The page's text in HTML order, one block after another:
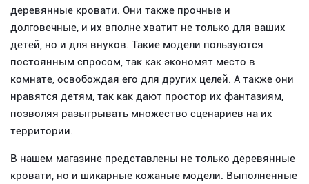
деревянные кровати. Они также прочные и
долговечные, и их вполне хватит не только для ваших
детей, но и для внуков. Такие модели пользуются
постоянным спросом, так как экономят место в
комнате, освобождая его для других целей. А также они
нравятся детям, так как дают простор их фантазиям,
позволяя разыгрывать множество сценариев на их
территории.
В нашем магазине представлены не только деревянные
кровати, но и шикарные кожаные модели. Выполненные